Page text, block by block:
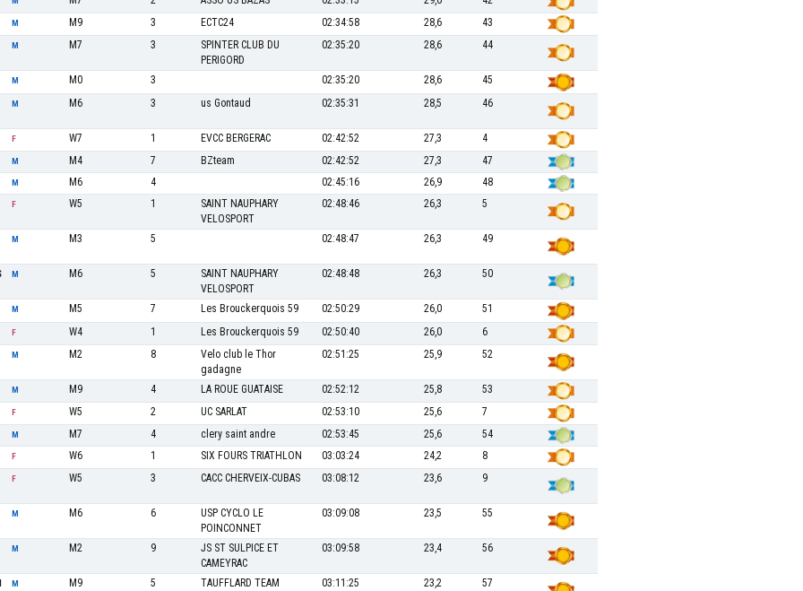
M M9 3 ECTC24 02:34:58 28,6 43
M M7 3
SPINTER CLUB DU
PERIGORD
02:35:20 28,6 44
M M0 3 02:35:20 28,6 45
M M6 3 us Gontaud 02:35:31 28,5 46
F W7 1 EVCC BERGERAC 02:42:52 27,3 4
M M4 7 BZteam 02:42:52 27,3 47
M M6 4 02:45:16 26,9 48
F W5 1
SAINT NAUPHARY
VELOSPORT
02:48:46 26,3 5
M M3 5 02:48:47 26,3 49
M M6 5
SAINT NAUPHARY
VELOSPORT
02:48:48 26,3 50
M M5 7 Les Brouckerquois 59 02:50:29 26,0 51
F W4 1 Les Brouckerquois 59 02:50:40 26,0 6
M M2 8
Velo club le Thor
gadagne
02:51:25 25,9 52
M M9 4 LA ROUE GUATAISE 02:52:12 25,8 53
F W5 2 UC SARLAT 02:53:10 25,6 7
M M7 4 clery saint andre 02:53:45 25,6 54
F W6 1 SIX FOURS TRIATHLON 03:03:24 24,2 8
F W5 3 CACC CHERVEIX-CUBAS 03:08:12 23,6 9
M M6 6
USP CYCLO LE
POINCONNET
03:09:08 23,5 55
M M2 9
JS ST SULPICE ET
CAMEYRAC
03:09:58 23,4 56
M M9 5
TAUFFLARD TEAM
03:11:25 23,2 57